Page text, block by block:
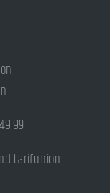
99
tarifunion